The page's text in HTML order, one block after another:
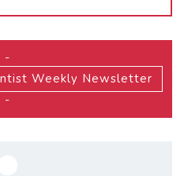
-
Weekly Newsletter
-